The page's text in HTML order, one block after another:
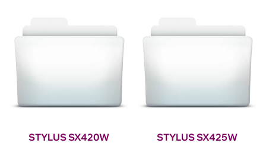
STYLUS SX420W STYLUS SX425W